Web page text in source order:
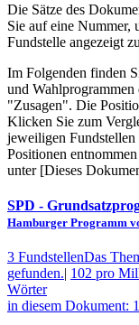
Die Sätze des
Sie auf eine Nummer,
Fundstelle angezeigt
Im Folgenden finden
und Wahl­program­men
"Zusagen". Die
Klicken Sie zum
jeweiligen
Posi­tionen
unter [Dieses
SPD -
Hamburger Programm
3 FundstellenDas
gefunden.| 102 pro
Wörter
in diesem Dokument: